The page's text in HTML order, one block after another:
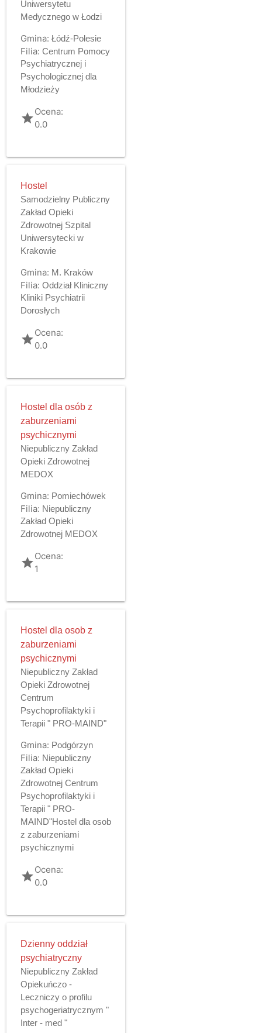
Uniwersytetu
Medycznego w Łodzi
Gmina: Łódź-Polesie
Filia: Centrum Pomocy
Psychiatrycznej i
Psychologicznej dla
Młodzieży
gradeOcena:
0.0
Hostel
Samodzielny Publiczny
Zakład Opieki
Zdrowotnej Szpital
Uniwersytecki w
Krakowie
Gmina: M. Kraków
Filia: Oddział Kliniczny
Kliniki Psychiatrii
Dorosłych
gradeOcena:
0.0
Hostel dla osób z
zaburzeniami
psychicznymi
Niepubliczny Zakład
Opieki Zdrowotnej
MEDOX
Gmina: Pomiechówek
Filia: Niepubliczny
Zakład Opieki
Zdrowotnej MEDOX
gradeOcena:
1
Hostel dla osob z
zaburzeniami
psychicznymi
Niepubliczny Zakład
Opieki Zdrowotnej
Centrum
Psychoprofilaktyki i
Terapii " PRO-MAIND"
Gmina: Podgórzyn
Filia: Niepubliczny
Zakład Opieki
Zdrowotnej Centrum
Psychoprofilaktyki i
Terapii " PRO-
MAIND"Hostel dla osob
z zaburzeniami
psychicznymi
gradeOcena:
0.0
Dzienny oddział
psychiatryczny
Niepubliczny Zakład
Opiekuńczo -
Leczniczy o profilu
psychogeriatrycznym "
Inter - med "